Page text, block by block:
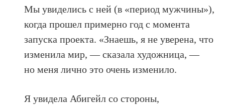
Мы увиделись с ней (в «период мужчины»),
когда прошел примерно год с момента
запуска проекта. «Знаешь, я не уверена, что
изменила мир, — сказала художница, —
но меня лично это очень изменило.
Я увидела Абигейл со стороны,